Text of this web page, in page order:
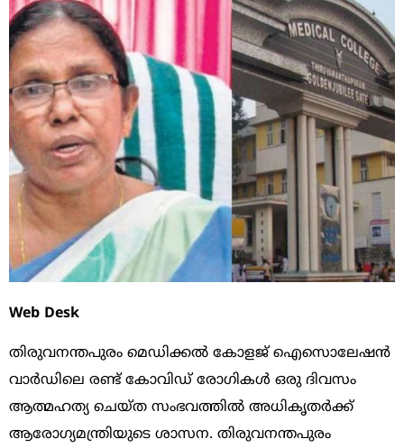
Web Desk
തിരുവനന്തപുരം മെഡിക്കല്‍ കോളജ് ഐസൊലേഷന്‍
വാര്‍ഡിലെ രണ്ട് കോവിഡ് രോ​ഗികള്‍ ഒരു ദിവസം
ആത്മഹത്യ ചെയ്ത സംഭവത്തില്‍ അധികൃതര്‍ക്ക്
ആരോഗ്യമന്ത്രിയുടെ ശാസന. തിരുവനന്തപുരം